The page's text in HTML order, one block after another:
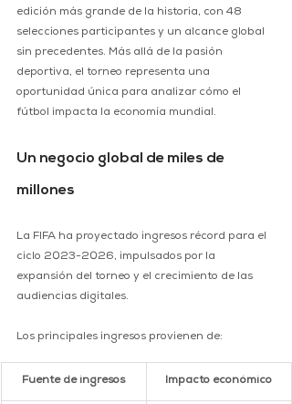
edición más grande de la historia, con 48
selecciones participantes y un alcance global
sin precedentes. Más allá de la pasión
deportiva, el torneo representa una
oportunidad única para analizar cómo el
fútbol impacta la economía mundial.
Un negocio global de miles de
millones
La FIFA ha proyectado ingresos récord para el
ciclo 2023-2026, impulsados por la
expansión del torneo y el crecimiento de las
audiencias digitales.
Los principales ingresos provienen de:
Fuente de ingresos Impacto económico